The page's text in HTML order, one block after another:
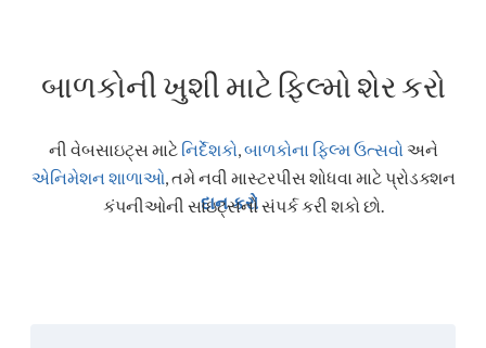
દાન કરો
બાળકોની ખુશી માટે ફિલ્મો શેર કરો
ની વેબસાઇટ્સ માટે નિર્દેશકો,બાળકોના ફિલ્મ ઉત્સવોઅને
એનિમેશન શાળાઓ,તમે નવી માસ્ટરપીસ શોધવા માટે પ્રોડક્શન
કંપનીઓની સાઇટ્સનો સંપર્ક કરી શકો છો.